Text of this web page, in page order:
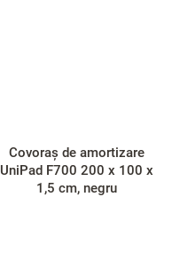
Covoraș de amortizare
UniPad F700 200 x 100 x
1,5 cm, negru